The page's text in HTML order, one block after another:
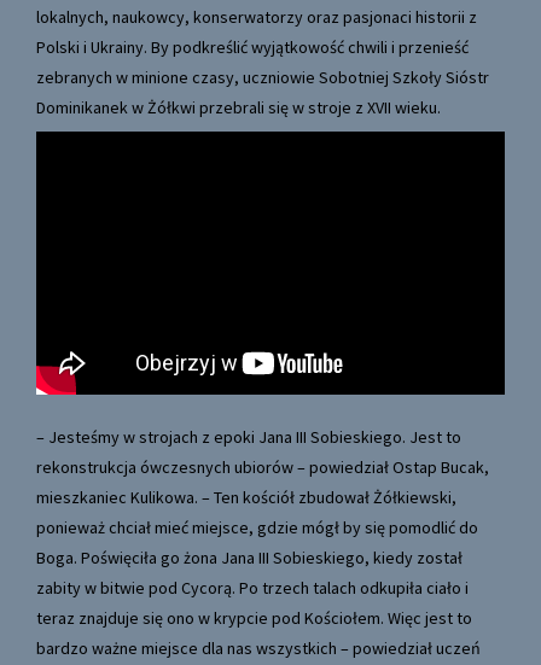
lokalnych, naukowcy, konserwatorzy oraz pasjonaci historii z
Polski i Ukrainy. By podkreślić wyjątkowość chwili i przenieść
zebranych w minione czasy, uczniowie Sobotniej Szkoły Sióstr
Dominikanek w Żółkwi przebrali się w stroje z XVII wieku.
– Jesteśmy w strojach z epoki Jana III Sobieskiego. Jest to
rekonstrukcja ówczesnych ubiorów – powiedział Ostap Bucak,
mieszkaniec Kulikowa. – Ten kościół zbudował Żółkiewski,
ponieważ chciał mieć miejsce, gdzie mógł by się pomodlić do
Boga. Poświęciła go żona Jana III Sobieskiego, kiedy został
zabity w bitwie pod Cycorą. Po trzech talach odkupiła ciało i
teraz znajduje się ono w krypcie pod Kościołem. Więc jest to
bardzo ważne miejsce dla nas wszystkich – powiedział uczeń